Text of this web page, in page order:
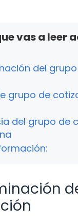
vas a leer
del
grupo de
del grupo de